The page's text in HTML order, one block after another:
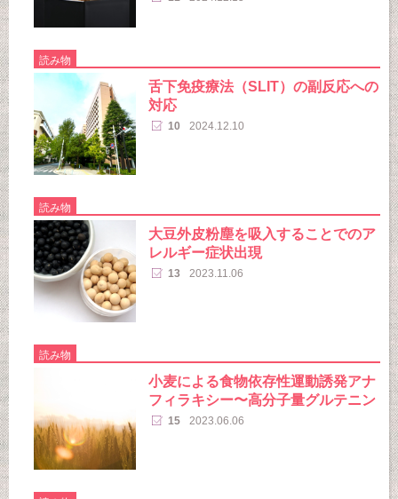
読み物
舌下免疫療法（SLIT）の副反応への
対応
10 2024.12.10
読み物
大豆外皮粉塵を吸入することでのア
レルギー症状出現
13 2023.11.06
読み物
小麦による食物依存性運動誘発アナ
フィラキシー〜高分子量グルテニン
15 2023.06.06